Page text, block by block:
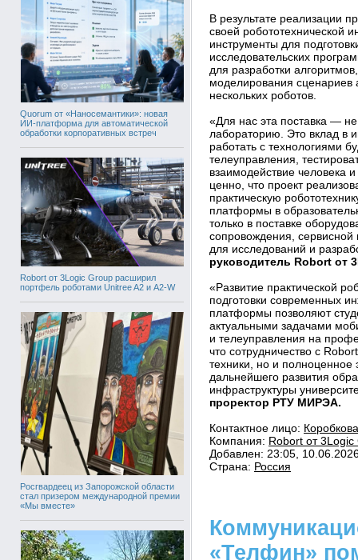
Quorum от «Наносемантики»: новая
ИИ-платформа для автоматической
обработки корпоративных встреч
Robort от 3Logic Group расширил
портфель роботами Unitree A2 и A2-W
Росгвардеец из Запорожской области
стал призером международной премии
«Мы вместе»
В результате реализации
своей робототехнической
инструменты для
исследовательских
для разработки
моделирования сценариев
нескольких роботов.
«Для нас эта поставка —
лабораторию. Это вклад в
работать с технологиями
телеуправления,
взаимодействие человека
ценно, что проект
практическую
платформы в
только в поставке
сопровождения, сервисной
для исследований и
руководитель Robort от
«Развитие практической
подготовки современных
платформы позволяют
актуальными задачами
и телеуправления на
что сотрудничество с
техники, но и
дальнейшего развития
инфраструктуры
проректор РТУ МИРЭА.
Контактное лицо:
Компания: Robort от 3Logic
Добавлен: 23:05,
Страна: Россия
«Телфин»